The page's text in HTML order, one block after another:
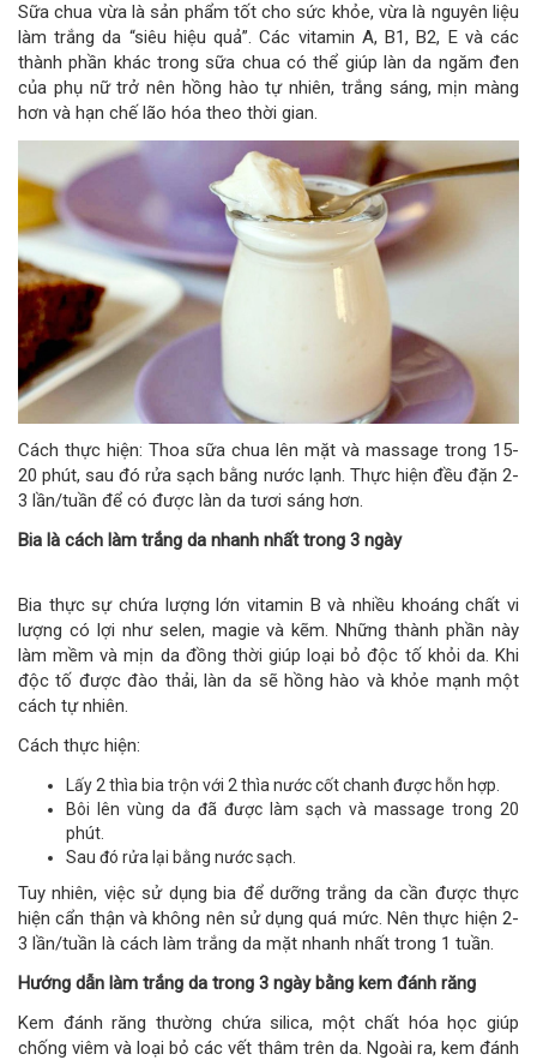
Sữa chua vừa là sản phẩm tốt cho sức khỏe, vừa là nguyên liệu
làm trắng da “siêu hiệu quả”. Các vitamin A, B1, B2, E và các
thành phần khác trong sữa chua có thể giúp làn da ngăm đen
của phụ nữ trở nên hồng hào tự nhiên, trắng sáng, mịn màng
hơn và hạn chế lão hóa theo thời gian.
Cách thực hiện: Thoa sữa chua lên mặt và massage trong 15-
20 phút, sau đó rửa sạch bằng nước lạnh. Thực hiện đều đặn 2-
3 lần/tuần để có được làn da tươi sáng hơn.
Bia là cách làm trắng da nhanh nhất trong 3 ngày
Bia thực sự chứa lượng lớn vitamin B và nhiều khoáng chất vi
lượng có lợi như selen, magie và kẽm. Những thành phần này
làm mềm và mịn da đồng thời giúp loại bỏ độc tố khỏi da. Khi
độc tố được đào thải, làn da sẽ hồng hào và khỏe mạnh một
cách tự nhiên.
Cách thực hiện:
Lấy 2 thìa bia trộn với 2 thìa nước cốt chanh được hỗn hợp.
Bôi lên vùng da đã được làm sạch và massage trong 20
phút.
Sau đó rửa lại bằng nước sạch.
Tuy nhiên, việc sử dụng bia để dưỡng trắng da cần được thực
hiện cẩn thận và không nên sử dụng quá mức. Nên thực hiện 2-
3 lần/tuần là cách làm trắng da mặt nhanh nhất trong 1 tuần.
Hướng dẫn làm trắng da trong 3 ngày bằng kem đánh răng
Kem đánh răng thường chứa silica, một chất hóa học giúp
chống viêm và loại bỏ các vết thâm trên da. Ngoài ra, kem đánh